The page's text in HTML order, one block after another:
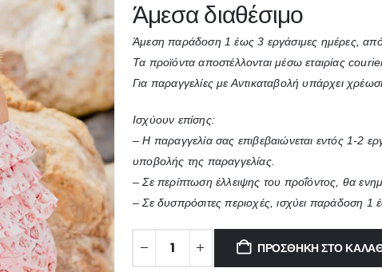
Άμεσα διαθέσιμο
Άμεση παράδοση 1 έως 3 εργάσιμες ημέρες, από
Τα προϊόντα αποστέλλονται μέσω εταιρίας
Για παραγγελίες με Αντικαταβολή υπάρχει
Ισχύουν επίσης:
– Η παραγγελία σας επιβεβαιώνεται εντός 1-2
υποβολής της παραγγελίας.
– Σε περίπτωση έλλειψης του προΐόντος, θα
– Σε δυσπρόσιτες περιοχές, ισχύει παράδοση 1
ΠΡΟΣΘΉΚΗ ΣΤΟ